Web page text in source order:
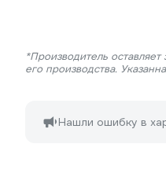
*Производитель
его производства.
Нашли ошибку в